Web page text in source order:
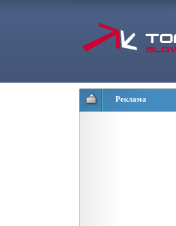
Реклама